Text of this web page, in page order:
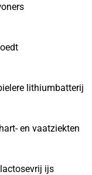
lithiumbatterij
en vaatziekten
ijs